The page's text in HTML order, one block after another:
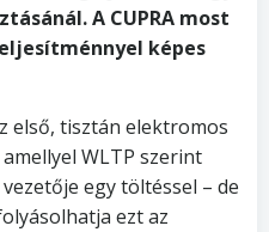
A CUPRA most
képes
első, tisztán elektromos
WLTP szerint
egy töltéssel – de
ezt az